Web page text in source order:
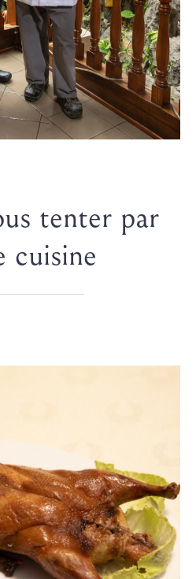
tenter par
cuisine